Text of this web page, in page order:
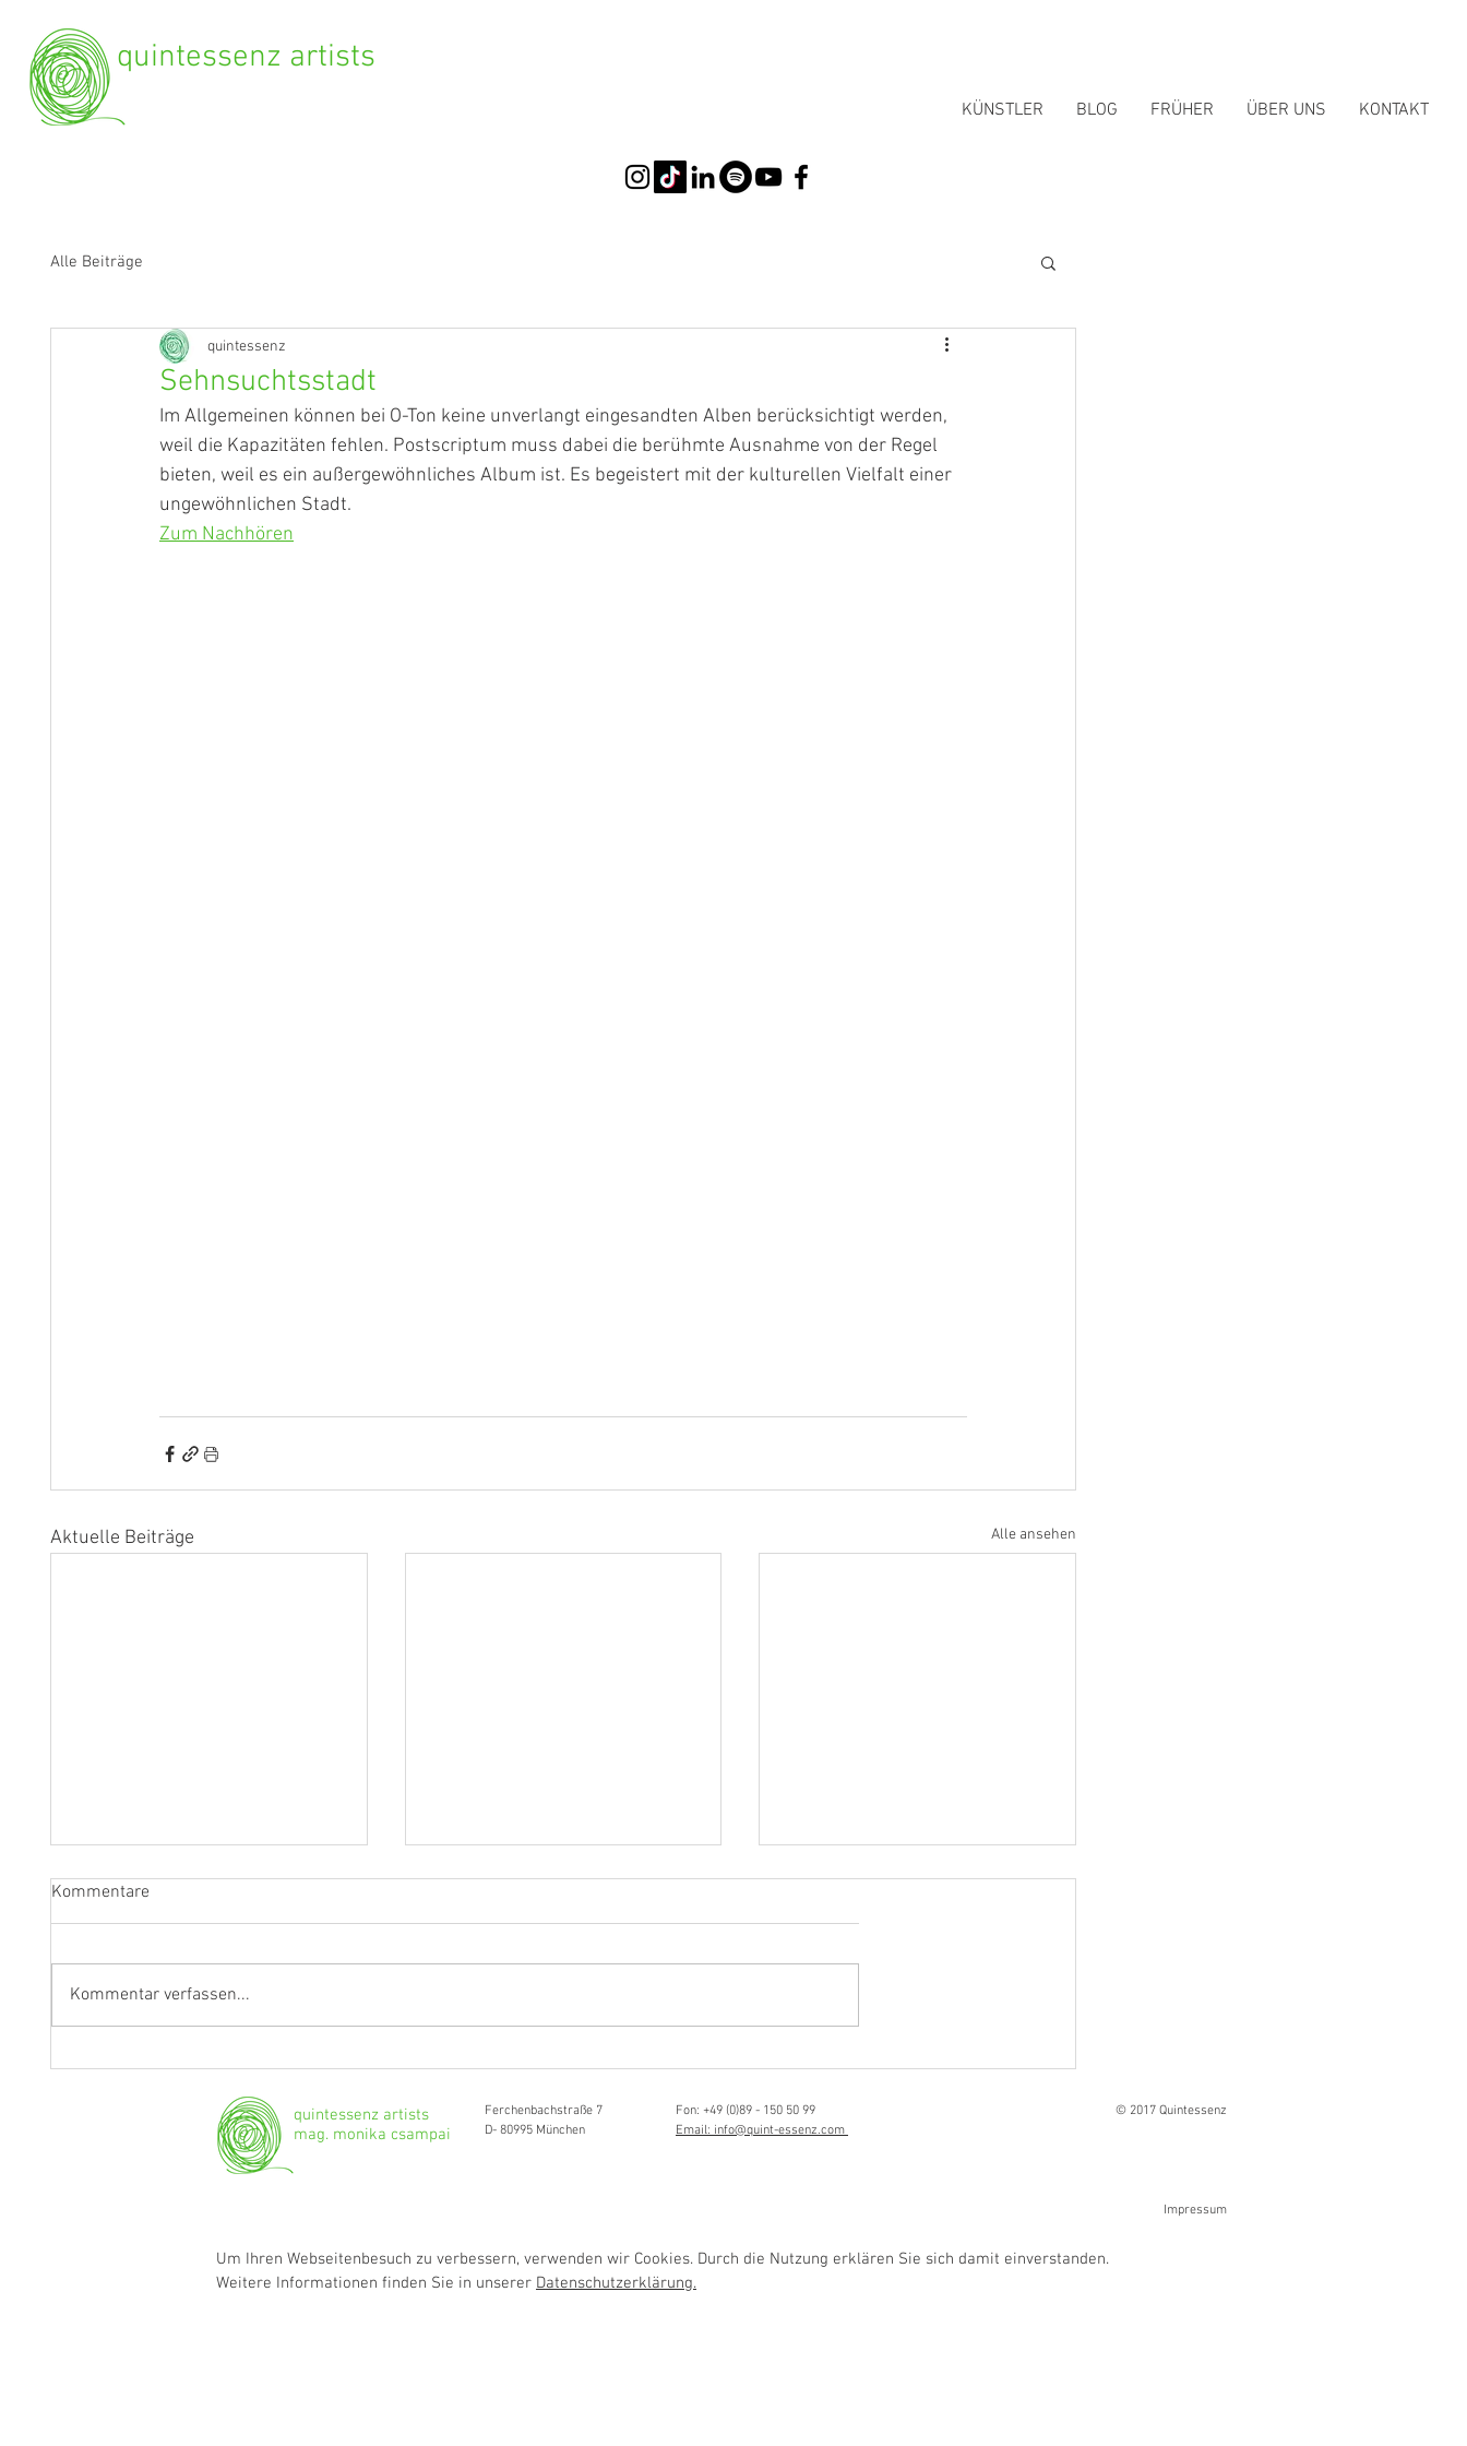
quintessenz artists
KÜNSTLER BLOG FRÜHER ÜBER UNS KONTAKT
Alle Beiträge
Sehnsuchtsstadt
quintessenz
Im Allgemeinen können bei O-Ton keine unverlangt eingesandten Alben berücksichtigt werden,
weil die Kapazitäten fehlen. Postscriptum muss dabei die berühmte Ausnahme von der Regel
bieten, weil es ein außergewöhnliches Album ist. Es begeistert mit der kulturellen Vielfalt einer
ungewöhnlichen Stadt.
Zum Nachhören
Aktuelle Beiträge Alle ansehen
Kommentare
Kommentar verfassen...
quintessenz artists
mag. monika csampai
Ferchenbachstraße 7
D- 80995 München
Fon: +49 (0)89 - 150 50 99
Email: info@quint-essenz.com
© 2017 Quintessenz
Impressum
Um Ihren Webseitenbesuch zu verbessern, verwenden wir Cookies. Durch die Nutzung erklären Sie sich damit einverstanden.
Weitere Informationen finden Sie in unserer Datenschutzerklärung.